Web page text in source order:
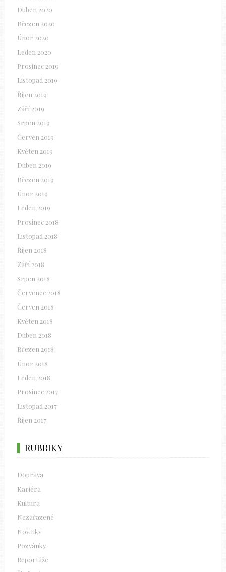
Duben 2020
Březen 2020
Únor 2020
Leden 2020
Prosinec 2019
Listopad 2019
Říjen 2019
Září 2019
Srpen 2019
Červen 2019
Květen 2019
Duben 2019
Březen 2019
Únor 2019
Leden 2019
Prosinec 2018
Listopad 2018
Říjen 2018
Září 2018
Srpen 2018
Červenec 2018
Červen 2018
Květen 2018
Duben 2018
Březen 2018
Únor 2018
Leden 2018
Prosinec 2017
Listopad 2017
Říjen 2017
RUBRIKY
Doprava
Kariéra
Kultura
Nezařazené
Novinky
Pozvánky
Reportáže